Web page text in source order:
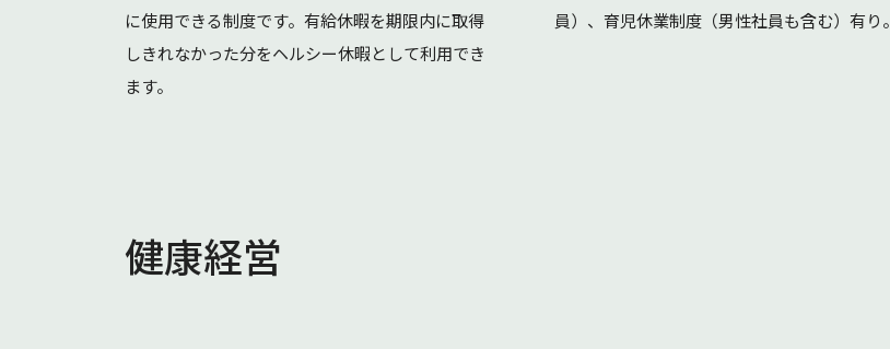
に使用できる制度です。有給休暇を期限内に取得
しきれなかった分をヘルシー休暇として利用でき
ます。
員）、育児休業制度（男性社員も含む）有り。
健康経営